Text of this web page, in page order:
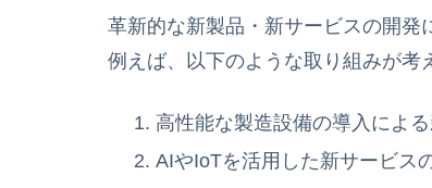
革新的な新製品・新サービスの開発
例えば、以下のような取り組みが考
高性能な製造設備の導入によ
AIやIoTを活用した新サービス